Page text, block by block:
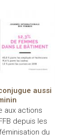
aussi
aux actions
depuis les
du